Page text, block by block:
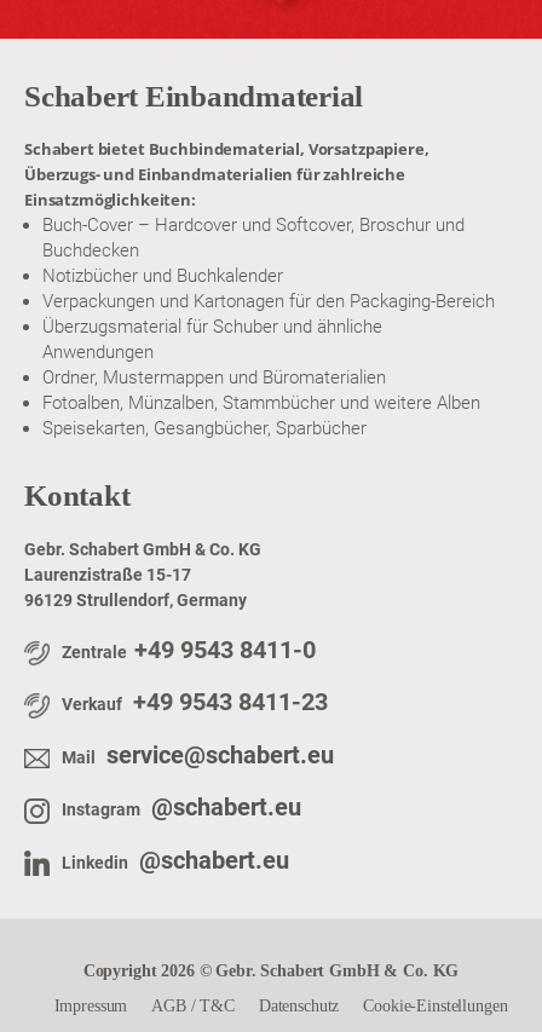
Schabert Einbandmaterial
Schabert bietet Buchbindematerial, Vorsatzpapiere,
Überzugs- und Einbandmaterialien für zahlreiche
Einsatzmöglichkeiten:
Buch-Cover – Hardcover und Softcover, Broschur und
Buchdecken
Notizbücher und Buchkalender
Verpackungen und Kartonagen für den Packaging-Bereich
Überzugsmaterial für Schuber und ähnliche
Anwendungen
Ordner, Mustermappen und Büromaterialien
Fotoalben, Münzalben, Stammbücher und weitere Alben
Speisekarten, Gesangbücher, Sparbücher
Kontakt
Gebr. Schabert GmbH & Co. KG
Laurenzistraße 15-17
96129 Strullendorf, Germany
Zentrale +49 9543 8411-0
Verkauf +49 9543 8411-23
Mail service@schabert.eu
Instagram @schabert.eu
Linkedin @schabert.eu
Copyright 2026 © Gebr. Schabert GmbH & Co. KG
Impressum
AGB/T&C Datenschutz Cookie-Einstellungen